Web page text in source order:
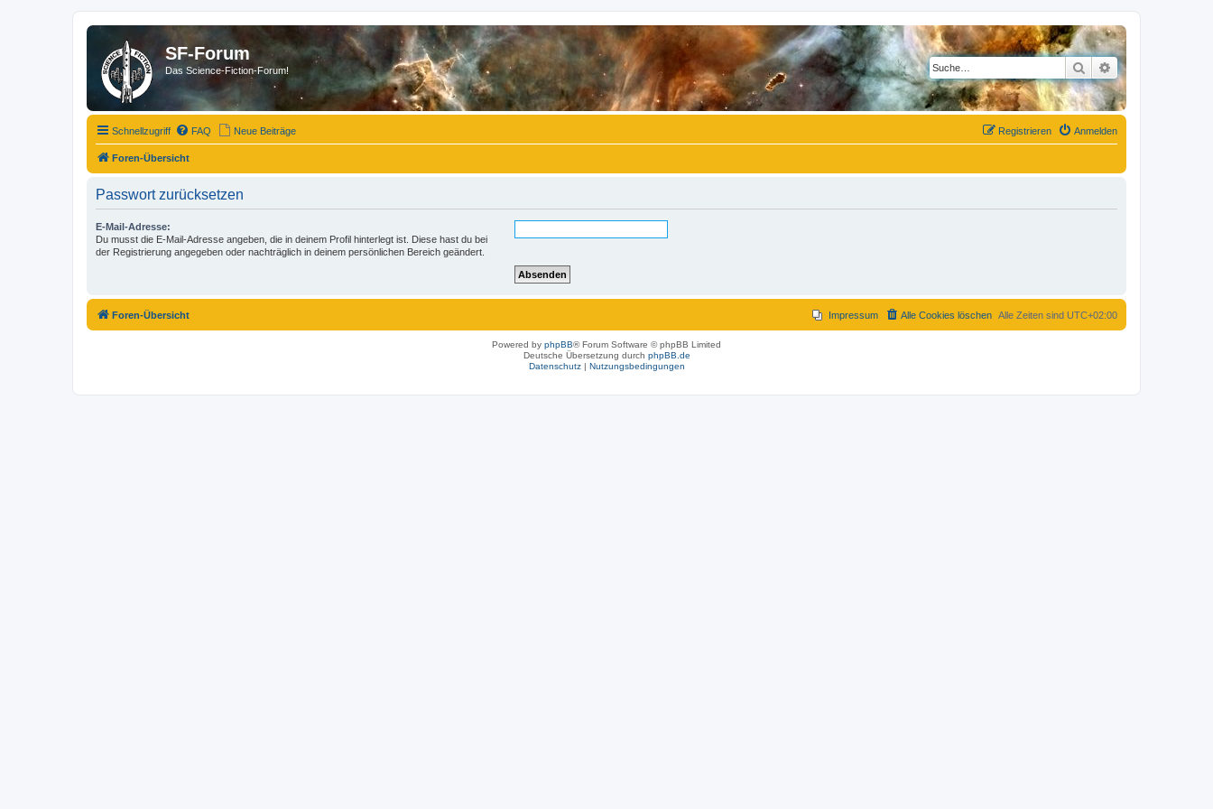
SF-Forum
Das Science-Fiction-Forum! SucheErweiterte Suche
Schnellzugriff FAQ Neue Beiträge Anmelden
Registrieren
Foren-Übersicht
Passwort zurücksetzen
E-Mail-Adresse:
Du musst die E-Mail-Adresse angeben, die in deinem Profil hinterlegt ist. Diese hast du bei
der Registrierung angegeben oder nachträglich in deinem persönlichen Bereich geändert.
Foren-Übersicht Alle Zeiten sind UTC+02:00
Alle Cookies löschen
Impressum
Powered by phpBB® Forum Software © phpBB Limited
Deutsche Übersetzung durch phpBB.de
Datenschutz| Nutzungsbedingungen